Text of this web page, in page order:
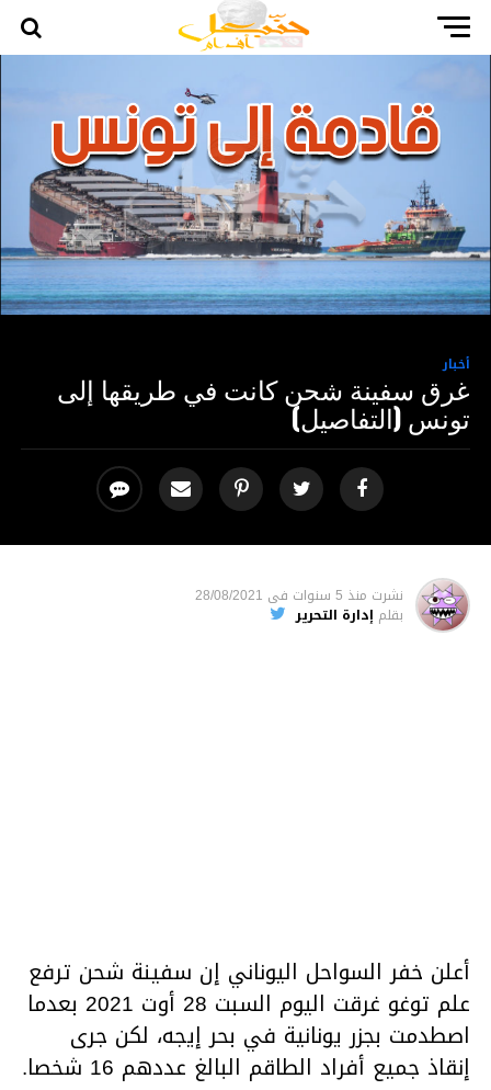
أخبار
غرق سفينة شحن كانت في طريقها إلى
تونس (التفاصيل)
نشرت منذ 5 سنوات فى 28/08/2021
بقلم إدارة التحرير
أعلن خفر السواحل اليوناني إن سفينة شحن ترفع
علم توغو غرقت اليوم السبت 28 أوت 2021 بعدما
اصطدمت بجزر يونانية في بحر إيجه، لكن جرى
إنقاذ جميع أفراد الطاقم البالغ عددهم 16 شخصا.